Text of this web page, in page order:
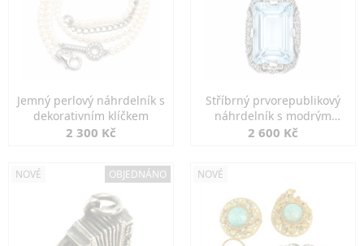
Jemný perlový náhrdelník s
dekorativním klíčkem
2 300 Kč
Stříbrný prvorepublikový
náhrdelník s modrým
spinelem
2 600 Kč
NOVÉ OBJEDNÁNO NOVÉ